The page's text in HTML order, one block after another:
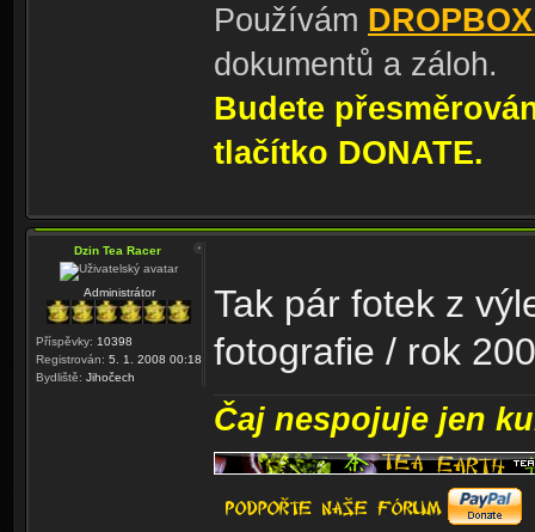
Používám
dokumentů a záloh.
Budete
tlačítko DONATE.
Dzin Tea Racer
Administrátor
Příspěvky: 10398
Registrován: 5. 1. 2008 00:18
Bydliště: Jihočech
Tak pár fotek z
fotografie / rok
Čaj nespojuje jen